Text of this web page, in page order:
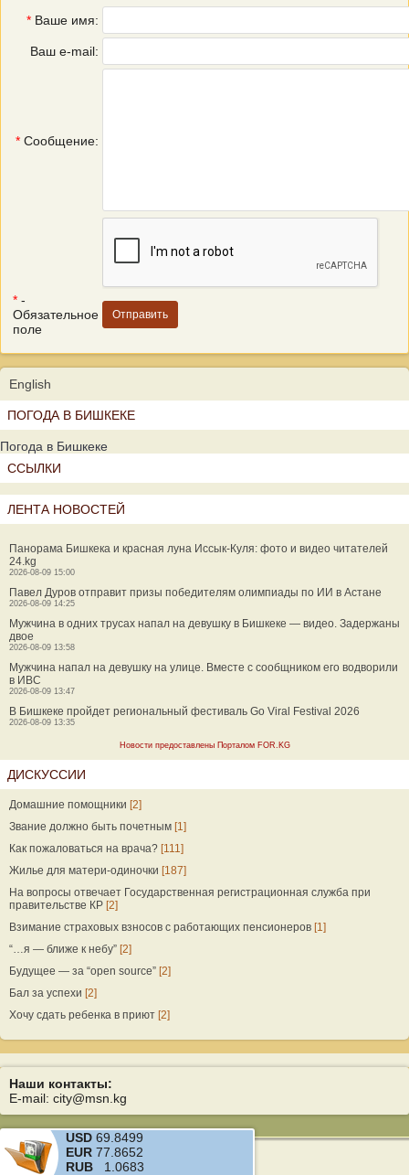
* Ваше имя:
Ваш e-mail:
* Сообщение:
* -
Обязательное
поле
English
ПОГОДА В БИШКЕКЕ
Погода в Бишкеке
ССЫЛКИ
ЛЕНТА НОВОСТЕЙ
Панорама Бишкека и красная луна Иссык-Куля: фото и видео читателей
24.kg
2026-08-09 15:00
Павел Дуров отправит призы победителям олимпиады по ИИ в Астане
2026-08-09 14:25
Мужчина в одних трусах напал на девушку в Бишкеке — видео. Задержаны
двое
2026-08-09 13:58
Мужчина напал на девушку на улице. Вместе с сообщником его водворили
в ИВС
2026-08-09 13:47
В Бишкеке пройдет региональный фестиваль Go Viral Festival 2026
2026-08-09 13:35
Новости предоставлены Порталом FOR.KG
ДИСКУССИИ
Домашние помощники [2]
Звание должно быть почетным [1]
Как пожаловаться на врача? [111]
Жилье для матери-одиночки [187]
На вопросы отвечает Государственная регистрационная служба при
правительстве КР [2]
Взимание страховых взносов с работающих пенсионеров [1]
“…я — ближе к небу” [2]
Будущее — за “open source” [2]
Бал за успехи [2]
Хочу сдать ребенка в приют [2]
Наши контакты:
E-mail: city@msn.kg
USD 69.8499
EUR 77.8652
RUB 1.0683